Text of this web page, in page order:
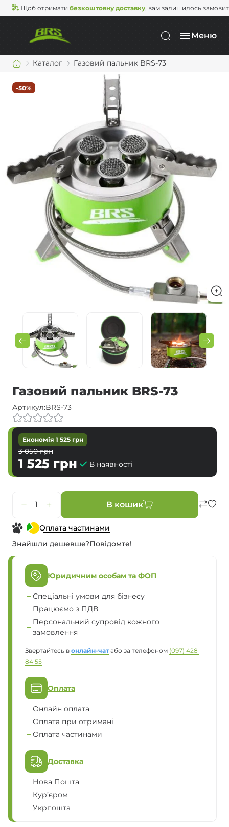
Щоб отримати безкоштовну доставку, вам залишилось
Меню
Каталог Газовий пальник BRS-73
-50%
Газовий пальник BRS-73
Артикул:BRS-73
Економія 1 525 грн
3 050грн
1 525 грн В наявності
В кошик
Оплата частинами
Знайшли дешевше?Повiдомте!
Юридичним особам та ФОП
Спеціальні умови для бізнесу
Працюємо з ПДВ
Персональний супровід кожного
замовлення
Звертайтесь в онлайн-чат або за телефоном (097) 428
84 55
Оплата
Онлайн оплата
Оплата при отримані
Оплата частинами
Доставка
Нова Пошта
Кур’єром
Укрпошта